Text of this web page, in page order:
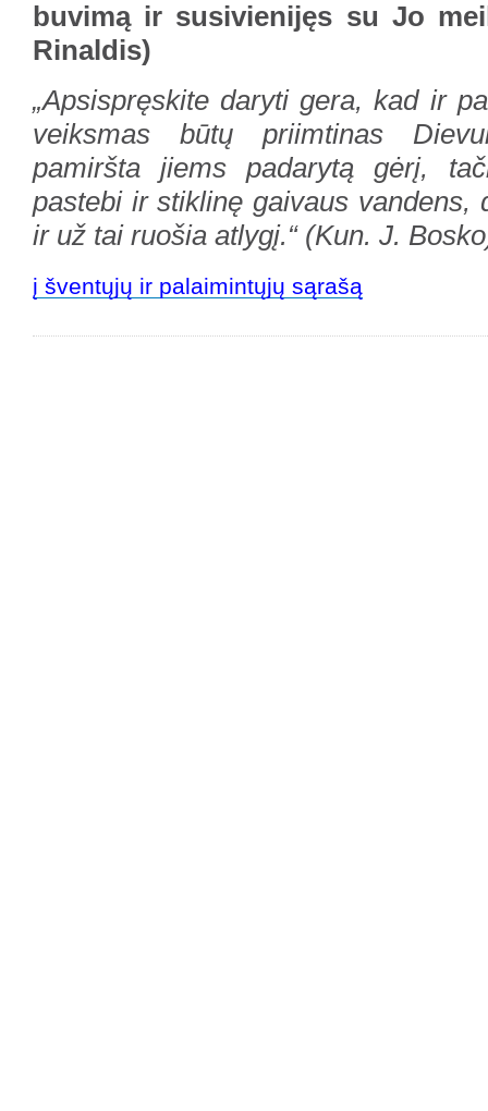
buvimą ir susivienijęs su Jo
Rinaldis)
„Apsispręskite daryti gera, kad ir
veiksmas būtų priimtinas
pamiršta jiems padarytą gėrį,
pastebi ir stiklinę gaivaus vandens,
ir už tai ruošia atlygį.“ (Kun. J.
į šventųjų ir palaimintųjų sąrašą